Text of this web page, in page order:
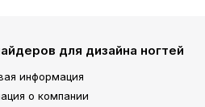
для дизайна ногтей
информация
о компании